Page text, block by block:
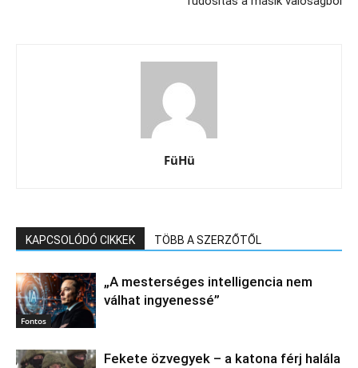
FüHü
KAPCSOLÓDÓ CIKKEK TÖBB A SZERZŐTŐL
Fontos
„A mesterséges intelligencia nem
válhat ingyenessé”
Fekete özvegyek – a katona férj halála